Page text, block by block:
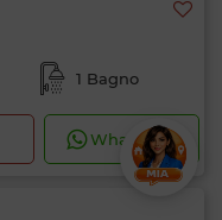
1 Bagno
WhatsApp